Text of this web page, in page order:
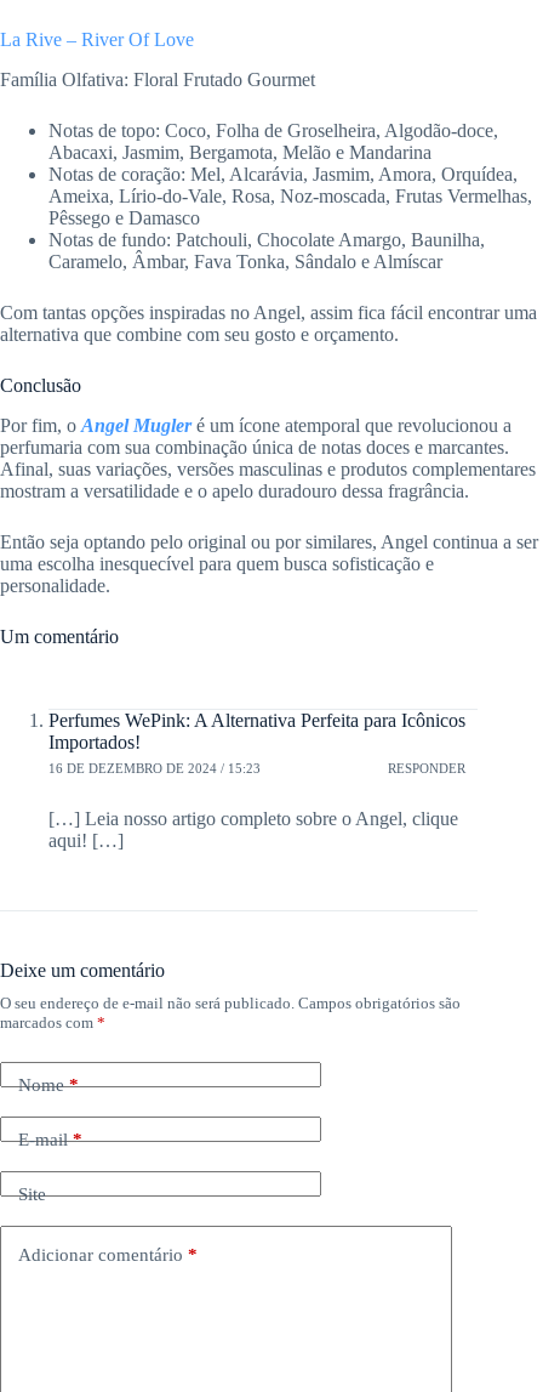
La Rive – River Of Love
Família Olfativa: Floral Frutado Gourmet
Notas de topo: Coco, Folha de Groselheira, Algodão-doce,
Abacaxi, Jasmim, Bergamota, Melão e Mandarina
Notas de coração: Mel, Alcarávia, Jasmim, Amora, Orquídea,
Ameixa, Lírio-do-Vale, Rosa, Noz-moscada, Frutas Vermelhas,
Pêssego e Damasco
Notas de fundo: Patchouli, Chocolate Amargo, Baunilha,
Caramelo, Âmbar, Fava Tonka, Sândalo e Almíscar
Com tantas opções inspiradas no Angel, assim fica fácil encontrar uma
alternativa que combine com seu gosto e orçamento.
Conclusão
Por fim, o Angel Mugleré um ícone atemporal que revolucionou a
perfumaria com sua combinação única de notas doces e marcantes.
Afinal, suas variações, versões masculinas e produtos complementares
mostram a versatilidade e o apelo duradouro dessa fragrância.
Então seja optando pelo original ou por similares, Angel continua a ser
uma escolha inesquecível para quem busca sofisticação e
personalidade.
Um comentário
Perfumes WePink: A Alternativa Perfeita para Icônicos
Importados!
16 DE DEZEMBRO DE 2024 / 15:23 RESPONDER
[…] Leia nosso artigo completo sobre o Angel, clique
aqui! […]
Deixe um comentário
O seu endereço de e-mail não será publicado. Campos obrigatórios são
marcados com *
Nome*
E-mail*
Site
Adicionar comentário *